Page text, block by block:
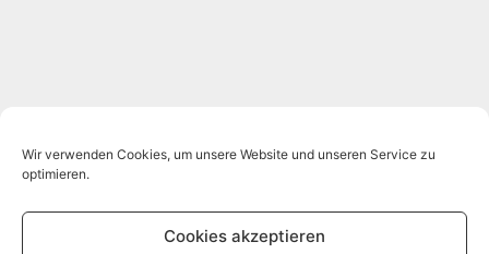
Wir verwenden Cookies, um unsere Website und unseren Service zu
optimieren.
Cookies akzeptieren